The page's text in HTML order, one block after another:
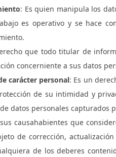
: Es quien manipula los
es operativo y se hace
que todo titular de
concerniente a sus datos
carácter personal: Es un
de su intimidad y
datos personales capturados
causahabientes que
de corrección,
de los deberes